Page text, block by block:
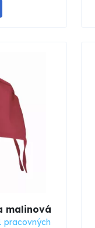
malinová
pracovných